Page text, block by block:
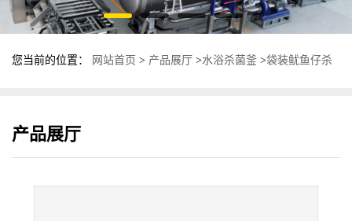
您当前的位置： 网站首页 > 产品展厅 >水浴杀菌釜 >袋装鱿鱼仔杀
产品展厅